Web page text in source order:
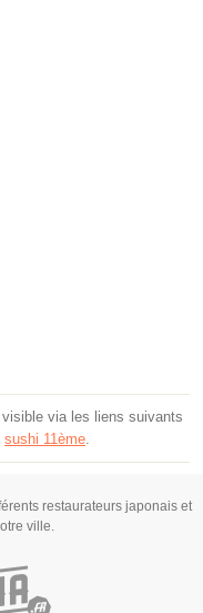
via les liens suivants
sushi 11ème
restaurateurs japonais et
ville.